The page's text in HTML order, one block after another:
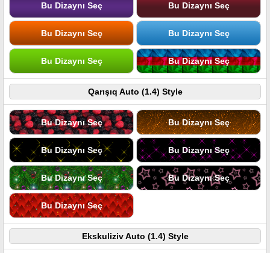
Bu Dizaynı Seç Bu Dizaynı Seç
Bu Dizaynı Seç Bu Dizaynı Seç
Bu Dizaynı Seç Bu Dizaynı Seç
Qarışıq Auto (1.4) Style
Bu Dizaynı Seç Bu Dizaynı Seç
Bu Dizaynı Seç Bu Dizaynı Seç
Bu Dizaynı Seç Bu Dizaynı Seç
Bu Dizaynı Seç
Ekskuliziv Auto (1.4) Style